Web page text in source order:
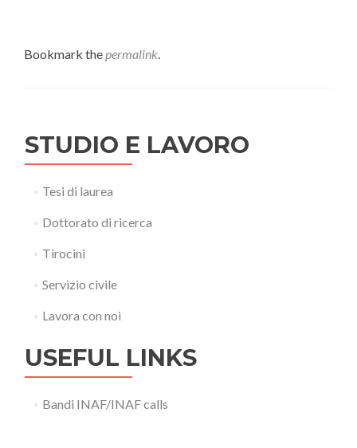
Bookmark thepermalink.
STUDIO E LAVORO
Tesi di laurea
Dottorato di ricerca
Tirocini
Servizio civile
Lavora con noi
USEFUL LINKS
Bandi INAF/INAF calls